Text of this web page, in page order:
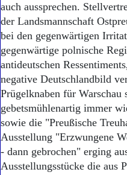
auch aussprechen.
der Landsmannschaft
bei den gegenwärtigen
gegenwärtige polnische
antideutschen
negative Deutschlandbild
Prügelknaben für Warschau
gebetsmühlenartig immer
sowie die "Preußische
Ausstellung "Erzwungene
- dann gebrochen" erging
Ausstellungsstücke die aus